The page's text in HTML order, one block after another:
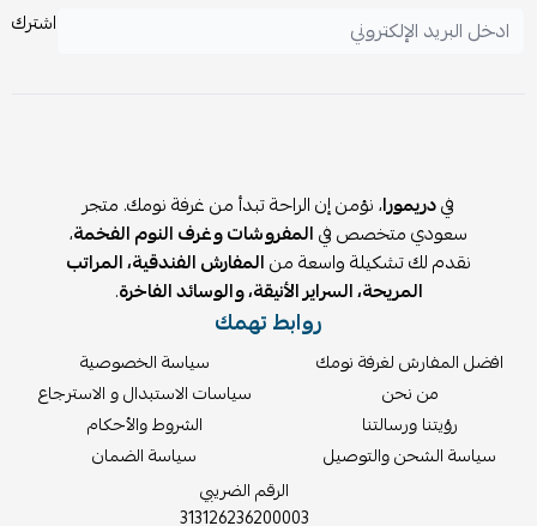
اشترك
فيدريمورا، نؤمن إن الراحة تبدأ من غرفة نومك. متجر
سعودي متخصص فيالمفروشات وغرف النوم الفخمة،
نقدم لك تشكيلة واسعة منالمفارش الفندقية، المراتب
المريحة، السراير الأنيقة، والوسائد الفاخرة.
روابط تهمك
افضل المفارش لغرفة نومك
من نحن
رؤيتنا ورسالتنا
سياسة الشحن والتوصيل
سياسة الخصوصية
سياسات الاستبدال و الاسترجاع
الشروط والأحكام
سياسة الضمان
الرقم الضريبي
313126236200003